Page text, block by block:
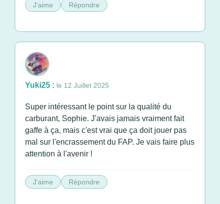
J'aime Répondre
Yuki25 : le 12 Juillet 2025
Super intéressant le point sur la qualité du
carburant, Sophie. J'avais jamais vraiment fait
gaffe à ça, mais c'est vrai que ça doit jouer pas
mal sur l'encrassement du FAP. Je vais faire plus
attention à l'avenir !
J'aime Répondre